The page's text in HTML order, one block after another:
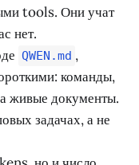
tools. Они учат
нет.
QWEN.md ,
команды,
живые документы.
задачах, а не